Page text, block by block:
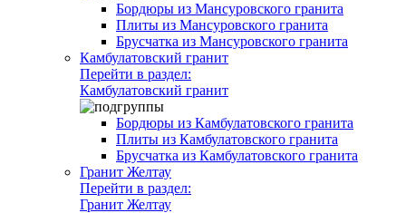
Бордюры из Мансуровского гранита
Плиты из Мансуровского гранита
Брусчатка из Мансуровского гранита
Камбулатовский гранит
Перейти в раздел:
Камбулатовский гранит
Бордюры из Камбулатовского гранита
Плиты из Камбулатовского гранита
Брусчатка из Камбулатовского гранита
Гранит Желтау
Перейти в раздел:
Гранит Желтау